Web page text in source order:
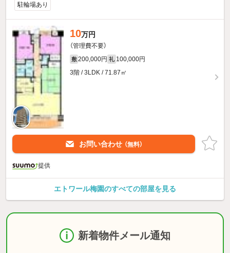
駐輪場あり
10万円
（管理費不要）
敷 200,000円 礼 100,000円
3階 / 3LDK / 71.87㎡
お問い合わせ （無料）
提供
エトワール梅園のすべての部屋を見る
新着物件メール通知